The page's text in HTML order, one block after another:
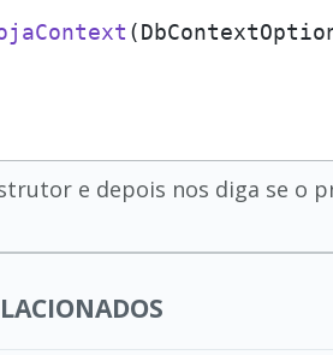
e depois nos diga se o